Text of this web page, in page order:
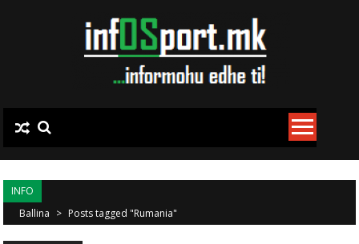
INFO
Ballina > Posts tagged "Rumania"